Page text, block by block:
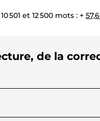
501 et 12 500 mots : +
de la